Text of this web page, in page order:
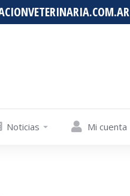
Noticias Mi cuenta